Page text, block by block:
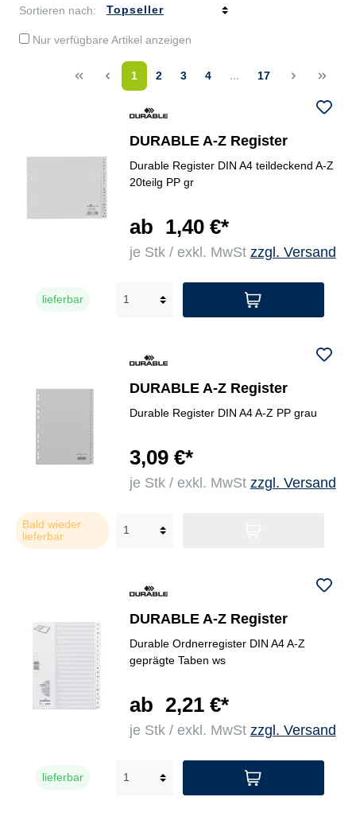
Sortieren nach:
Nur verfügbare Artikel anzeigen
<< < 1 2 3 4 ... 17 > >>
DURABLE A-Z Register
Durable Register DIN A4 teildeckend A-Z
20teilg PP gr
ab 1,40 €*
je Stk / exkl. MwSt zzgl. Versand
lieferbar
DURABLE A-Z Register
Durable Register DIN A4 A-Z PP grau
3,09 €*
je Stk / exkl. MwSt zzgl. Versand
Bald wieder
lieferbar
DURABLE A-Z Register
Durable Ordnerregister DIN A4 A-Z
geprägte Taben ws
ab 2,21 €*
je Stk / exkl. MwSt zzgl. Versand
lieferbar